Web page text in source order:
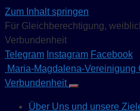
Zum Inhalt springen
Für Gleichberechtigung,
Verbundenheit
Telegram Instagram Facebook
Maria-Magdalena-Vereinigung
Verbundenheit
Über Uns und unsere